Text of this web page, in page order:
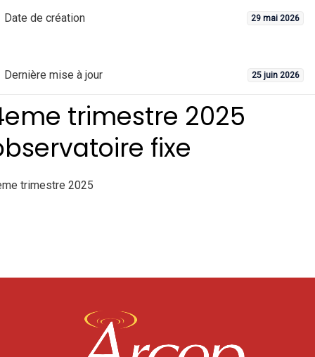
Date de création 29 mai 2026
Dernière mise à jour 25 juin 2026
trimestre 2025
fixe
trimestre 2025